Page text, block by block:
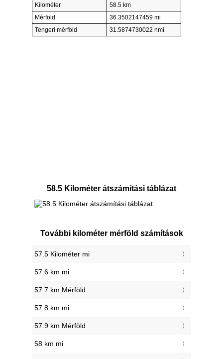
Kilométer
58.5 km
Mérföld
36.3502147459 mi
Tengeri mérföld
31.5874730022 nmi
58.5 Kilométer átszámítási táblázat
További kilométer mérföld számítások
57.5 Kilométer mi
57.6 km mi
57.7 km Mérföld
57.8 km mi
57.9 km Mérföld
58 km mi